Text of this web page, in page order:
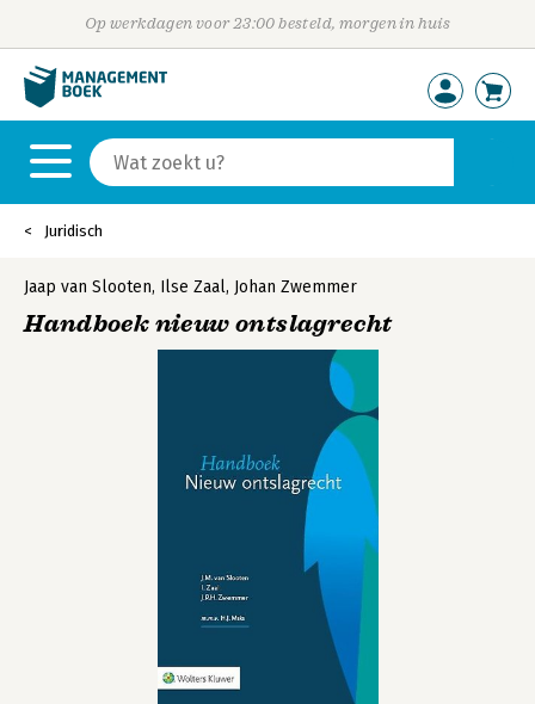
Op werkdagen voor 23:00 besteld, morgen in huis
Juridisch
Jaap van Slooten, Ilse Zaal, Johan Zwemmer
Handboek nieuw ontslagrecht